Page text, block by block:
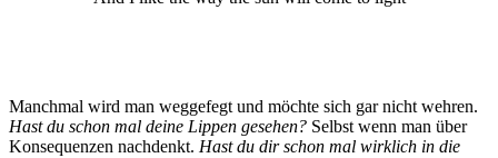
Manchmal wird man weggefegt und möchte sich gar nicht wehren.
Hast du schon mal deine Lippen gesehen? Selbst wenn man über
Konsequenzen nachdenkt. Hast du dir schon mal wirklich in die